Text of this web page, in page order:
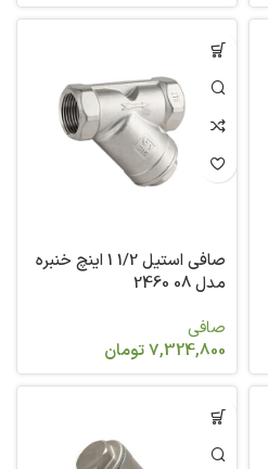
صافی استیل 1/2 1 اینچ خنبره
مدل 08 2460
صافی
7,324,800تومان